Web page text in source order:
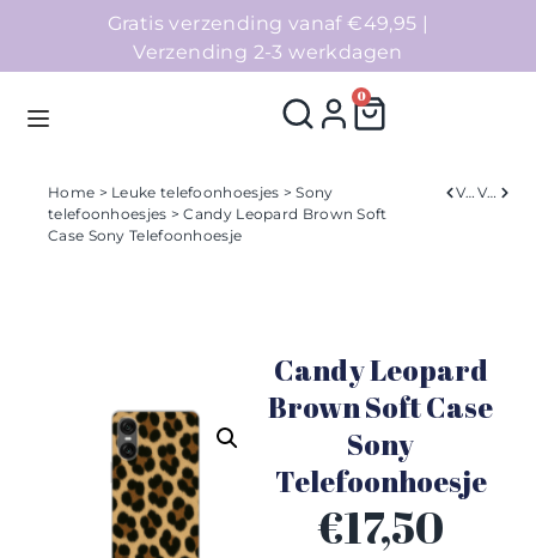
Gratis verzending vanaf €49,95 |
Verzending 2-3 werkdagen
0
Homepage
Collecties
Home > Leuke telefoonhoesjes >Sony
telefoonhoesjes > Candy Leopard Brown Soft
Case Sony Telefoonhoesje
Verleden Volgend
Candy Leopard
Brown Soft Case
Sony
Telefoonhoesje
€17,50